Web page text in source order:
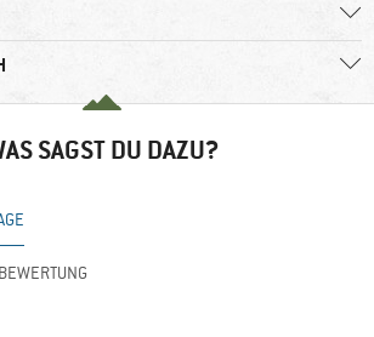
SAGST DU DAZU?